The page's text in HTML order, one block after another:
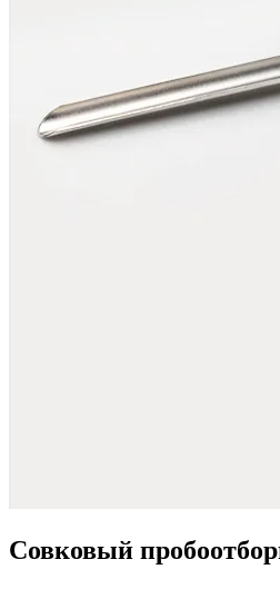
Совковый